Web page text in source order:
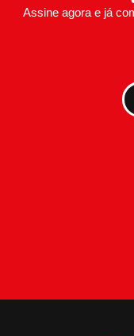
Assine agora e já